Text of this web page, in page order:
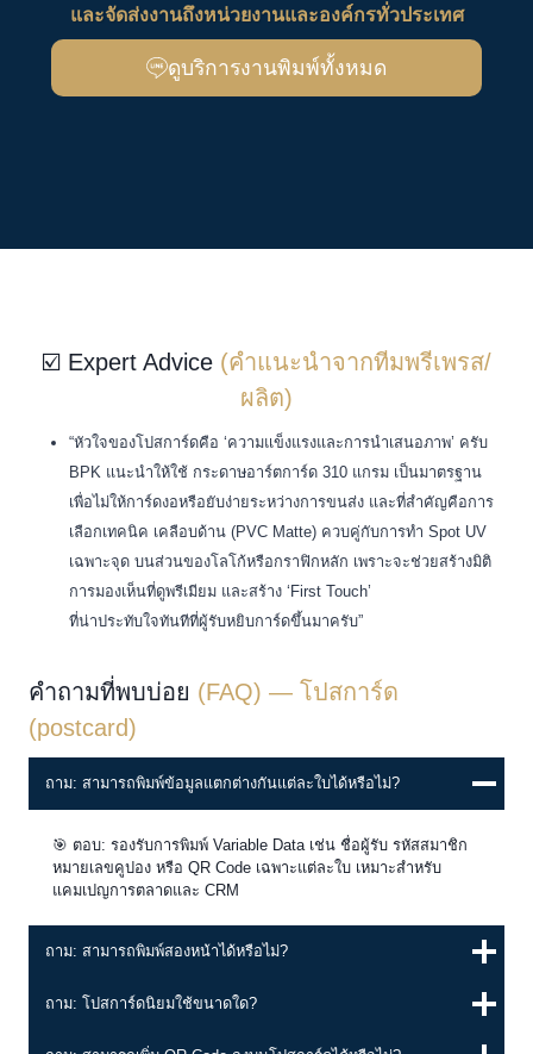
และจัดส่งงานถึงหน่วยงานและองค์กรทั่วประเทศ
ดูบริการงานพิมพ์ทั้งหมด
☑️ Expert Advice (คำแนะนำจากทีมพรีเพรส/
ผลิต)
“หัวใจของโปสการ์ดคือ ‘ความแข็งแรงและการนำเสนอภาพ’ ครับ
BPK แนะนำให้ใช้ กระดาษอาร์ตการ์ด 310 แกรม เป็นมาตรฐาน
เพื่อไม่ให้การ์ดงอหรือยับง่ายระหว่างการขนส่ง และที่สำคัญคือการ
เลือกเทคนิค เคลือบด้าน (PVC Matte) ควบคู่กับการทำ Spot UV
เฉพาะจุด บนส่วนของโลโก้หรือกราฟิกหลัก เพราะจะช่วยสร้างมิติ
การมองเห็นที่ดูพรีเมียม และสร้าง ‘First Touch’
ที่น่าประทับใจทันทีที่ผู้รับหยิบการ์ดขึ้นมาครับ”
คำถามที่พบบ่อย (FAQ) — โปสการ์ด
(postcard)
ถาม: สามารถพิมพ์ข้อมูลแตกต่างกันแต่ละใบได้หรือไม่?
🎯 ตอบ: รองรับการพิมพ์ Variable Data เช่น ชื่อผู้รับ รหัสสมาชิก
หมายเลขคูปอง หรือ QR Code เฉพาะแต่ละใบ เหมาะสำหรับ
แคมเปญการตลาดและ CRM
ถาม: สามารถพิมพ์สองหน้าได้หรือไม่?
ถาม: โปสการ์ดนิยมใช้ขนาดใด?